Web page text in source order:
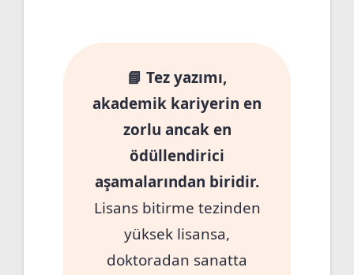
📘 Tez yazımı,
akademik kariyerin en
zorlu ancak en
ödüllendirici
aşamalarından biridir.
Lisans bitirme tezinden
yüksek lisansa,
doktoradan sanatta